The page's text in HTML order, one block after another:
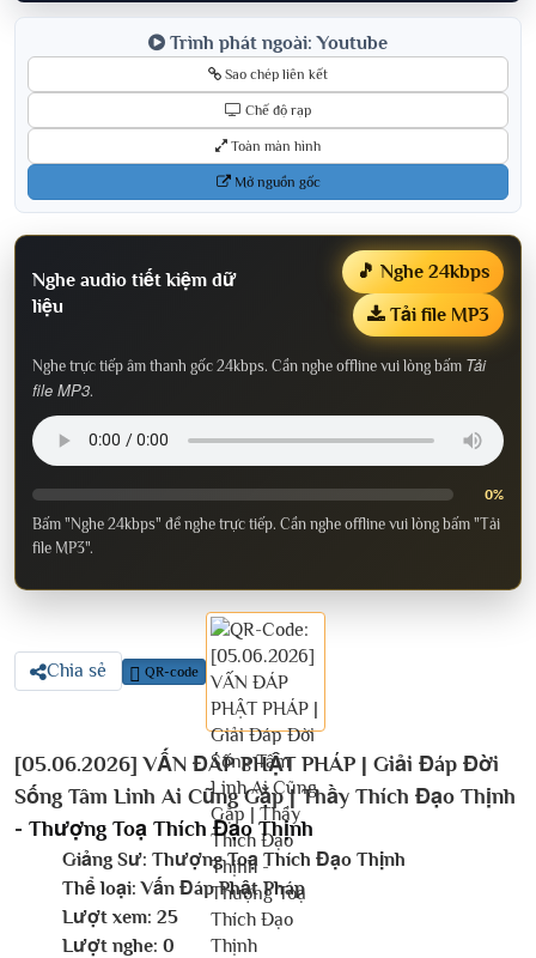
Trình phát ngoài: Youtube
Sao chép liên kết
Chế độ rạp
Toàn màn hình
Mở nguồn gốc
Nghe audio tiết kiệm dữ
liệu
🎵 Nghe 24kbps
Tải file MP3
Nghe trực tiếp âm thanh gốc 24kbps. Cần nghe offline vui lòng bấm Tải
file MP3.
0%
Bấm "Nghe 24kbps" để nghe trực tiếp. Cần nghe offline vui lòng bấm "Tải
file MP3".
Chia sẻ QR-code
[05.06.2026] VẤN ĐÁP PHẬT PHÁP | Giải Đáp Đời
Sống Tâm Linh Ai Cũng Gặp | Thầy Thích Đạo Thịnh
- Thượng Toạ Thích Đạo Thịnh
Giảng Sư: Thượng Toạ Thích Đạo Thịnh
Thể loại: Vấn Đáp Phật Pháp
Lượt xem: 25
Lượt nghe: 0